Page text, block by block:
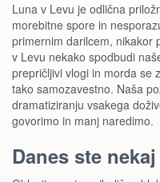
Luna v Levu je odlična
morebitne spore in
primernim darilcem, nikakor
v Levu nekako spodbudi
prepričljivi vlogi in morda se
tako samozavestno. Naša
dramatiziranju vsakega
govorimo in manj naredimo.
Danes ste